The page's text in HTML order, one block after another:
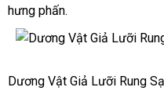
hưng phấn.
Vật
Dương Vật Giả Lưỡi Rung